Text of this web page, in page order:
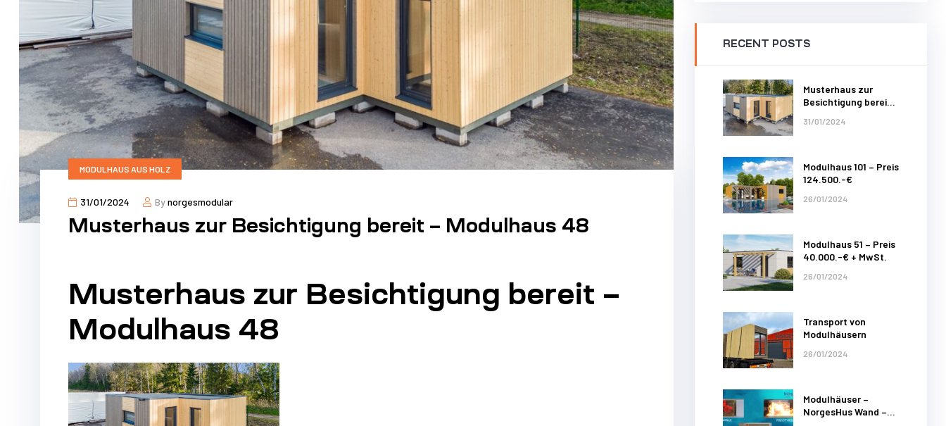
MODULHAUS AUS HOLZ
31/01/2024 Bynorgesmodular
Musterhaus zur Besichtigung bereit – Modulhaus 48
Musterhaus zur Besichtigung bereit –
Modulhaus 48
RECENT POSTS
Musterhaus zur
Besichtigung bereit –
31/01/2024
Modulhaus 101 – Preis
124.500.-€
26/01/2024
Modulhaus 51 – Preis
40.000.-€ + MwSt.
26/01/2024
Transport von
Modulhäusern
26/01/2024
Modulhäuser –
NorgesHus Wand –